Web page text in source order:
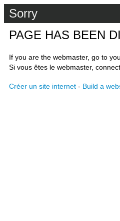
Sorry
PAGE HAS BEEN
If you are the webmaster, go to
Si vous êtes le webmaster,
Créer un site internet - Build a